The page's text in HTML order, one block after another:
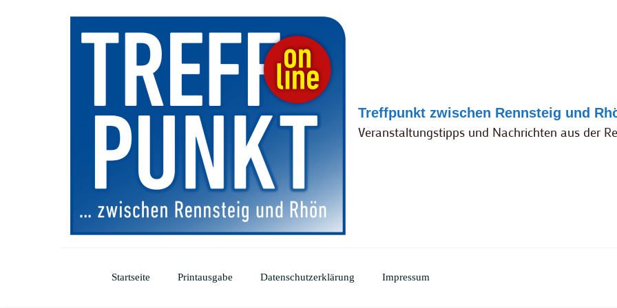
Treffpunkt zwischen Rennsteig und
Veranstaltungstipps und Nachrichten aus der
Startseite Printausgabe Datenschutzerklärung Impressum